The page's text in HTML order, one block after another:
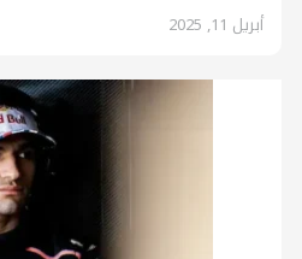
أبريل 11, 2025